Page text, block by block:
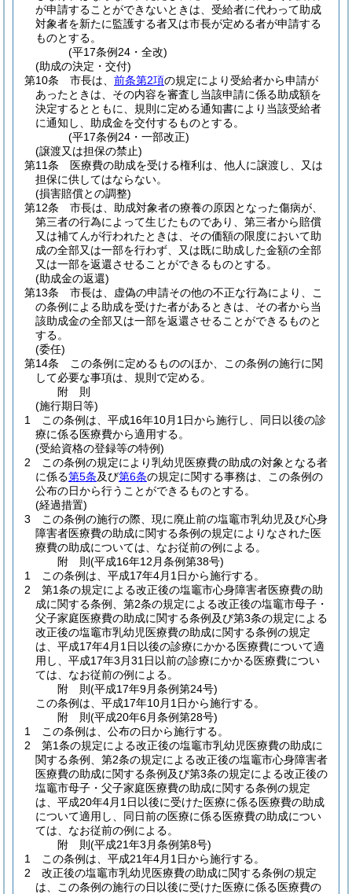
が申請することができないときは、受給者に代わって助成
対象者を新たに監護する者又は市長が定める者が申請する
ものとする。
(平17条例24・全改)
(助成の決定・交付)
第10条
市長は、 前条第2項の規定により受給者から申請が
あったときは、その内容を審査し当該申請に係る助成額を
決定するとともに、規則に定める通知書により当該受給者
に通知し、助成金を交付するものとする。
(平17条例24・一部改正)
(譲渡又は担保の禁止)
第11条
医療費の助成を受ける権利は、他人に譲渡し、又は
担保に供してはならない。
(損害賠償との調整)
第12条
市長は、助成対象者の療養の原因となった傷病が、
第三者の行為によって生じたものであり、第三者から賠償
又は補てんが行われたときは、その価額の限度において助
成の全部又は一部を行わず、又は既に助成した金額の全部
又は一部を返還させることができるものとする。
(助成金の返還)
第13条
市長は、虚偽の申請その他の不正な行為により、こ
の条例による助成を受けた者があるときは、その者から当
該助成金の全部又は一部を返還させることができるものと
する。
(委任)
第14条
この条例に定めるもののほか、この条例の施行に関
して必要な事項は、規則で定める。
附 則
(施行期日等)
1
この条例は、平成16年10月1日から施行し、同日以後の診
療に係る医療費から適用する。
(受給資格の登録等の特例)
2
この条例の規定により乳幼児医療費の助成の対象となる者
に係る第5条及び第6条の規定に関する事務は、この条例の
公布の日から行うことができるものとする。
(経過措置)
3
この条例の施行の際、現に廃止前の塩竈市乳幼児及び心身
障害者医療費の助成に関する条例の規定によりなされた医
療費の助成については、なお従前の例による。
附 則(平成16年12月条例第38号)
1
この条例は、平成17年4月1日から施行する。
2
第1条の規定による改正後の塩竈市心身障害者医療費の助
成に関する条例、第2条の規定による改正後の塩竈市母子・
父子家庭医療費の助成に関する条例及び第3条の規定による
改正後の塩竈市乳幼児医療費の助成に関する条例の規定
は、平成17年4月1日以後の診療にかかる医療費について適
用し、平成17年3月31日以前の診療にかかる医療費につい
ては、なお従前の例による。
附 則(平成17年9月条例第24号)
この条例は、平成17年10月1日から施行する。
附 則(平成20年6月条例第28号)
1
この条例は、公布の日から施行する。
2
第1条の規定による改正後の塩竈市乳幼児医療費の助成に
関する条例、第2条の規定による改正後の塩竈市心身障害者
医療費の助成に関する条例及び第3条の規定による改正後の
塩竈市母子・父子家庭医療費の助成に関する条例の規定
は、平成20年4月1日以後に受けた医療に係る医療費の助成
について適用し、同日前の医療に係る医療費の助成につい
ては、なお従前の例による。
附 則(平成21年3月条例第8号)
1
この条例は、平成21年4月1日から施行する。
2
改正後の塩竈市乳幼児医療費の助成に関する条例の規定
は、この条例の施行の日以後に受けた医療に係る医療費の